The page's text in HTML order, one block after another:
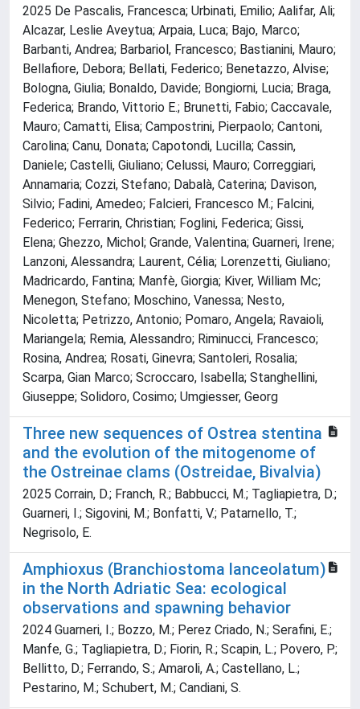
2025 De Pascalis, Francesca; Urbinati, Emilio; Aalifar, Ali;
Alcazar, Leslie Aveytua; Arpaia, Luca; Bajo, Marco;
Barbanti, Andrea; Barbariol, Francesco; Bastianini, Mauro;
Bellafiore, Debora; Bellati, Federico; Benetazzo, Alvise;
Bologna, Giulia; Bonaldo, Davide; Bongiorni, Lucia; Braga,
Federica; Brando, Vittorio E.; Brunetti, Fabio; Caccavale,
Mauro; Camatti, Elisa; Campostrini, Pierpaolo; Cantoni,
Carolina; Canu, Donata; Capotondi, Lucilla; Cassin,
Daniele; Castelli, Giuliano; Celussi, Mauro; Correggiari,
Annamaria; Cozzi, Stefano; Dabalà, Caterina; Davison,
Silvio; Fadini, Amedeo; Falcieri, Francesco M.; Falcini,
Federico; Ferrarin, Christian; Foglini, Federica; Gissi,
Elena; Ghezzo, Michol; Grande, Valentina; Guarneri, Irene;
Lanzoni, Alessandra; Laurent, Célia; Lorenzetti, Giuliano;
Madricardo, Fantina; Manfè, Giorgia; Kiver, William Mc;
Menegon, Stefano; Moschino, Vanessa; Nesto,
Nicoletta; Petrizzo, Antonio; Pomaro, Angela; Ravaioli,
Mariangela; Remia, Alessandro; Riminucci, Francesco;
Rosina, Andrea; Rosati, Ginevra; Santoleri, Rosalia;
Scarpa, Gian Marco; Scroccaro, Isabella; Stanghellini,
Giuseppe; Solidoro, Cosimo; Umgiesser, Georg
Three new sequences of Ostrea stentina
and the evolution of the mitogenome of
the Ostreinae clams (Ostreidae, Bivalvia)
2025 Corrain, D.; Franch, R.; Babbucci, M.; Tagliapietra, D.;
Guarneri, I.; Sigovini, M.; Bonfatti, V.; Patarnello, T.;
Negrisolo, E.
Amphioxus (Branchiostoma lanceolatum)
in the North Adriatic Sea: ecological
observations and spawning behavior
2024 Guarneri, I.; Bozzo, M.; Perez Criado, N.; Serafini, E.;
Manfe, G.; Tagliapietra, D.; Fiorin, R.; Scapin, L.; Povero, P.;
Bellitto, D.; Ferrando, S.; Amaroli, A.; Castellano, L.;
Pestarino, M.; Schubert, M.; Candiani, S.